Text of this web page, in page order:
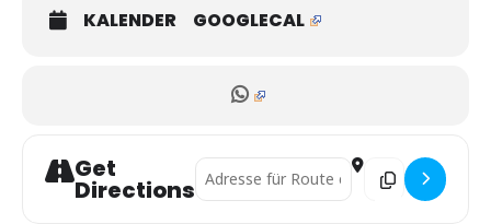
KALENDER GOOGLECAL
Get
Directions
Address - Schüler-Landestraining []
Destination